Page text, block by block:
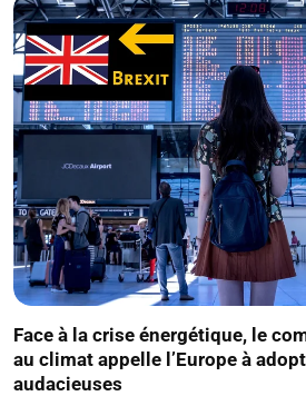
Face à la crise énergétique, le
au climat appelle l’Europe à
audacieuses